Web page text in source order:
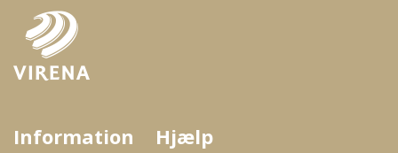
Information Hjælp